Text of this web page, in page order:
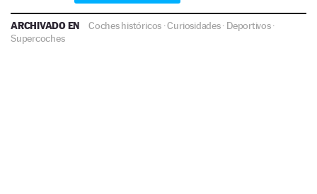
ARCHIVADO EN Coches históricos ·Curiosidades· Deportivos·
Supercoches